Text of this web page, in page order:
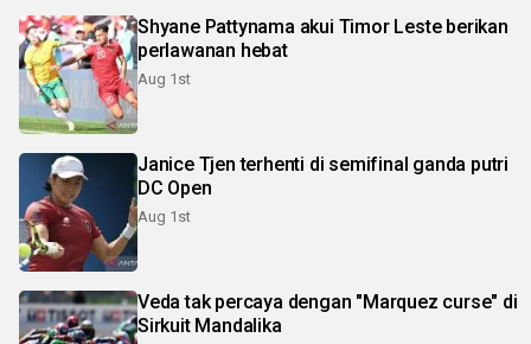
Shyane Pattynama akui Timor Leste berikan
perlawanan hebat
Aug 1st
Janice Tjen terhenti di semifinal ganda putri
DC Open
Aug 1st
Veda tak percaya dengan "Marquez curse" di
Sirkuit Mandalika